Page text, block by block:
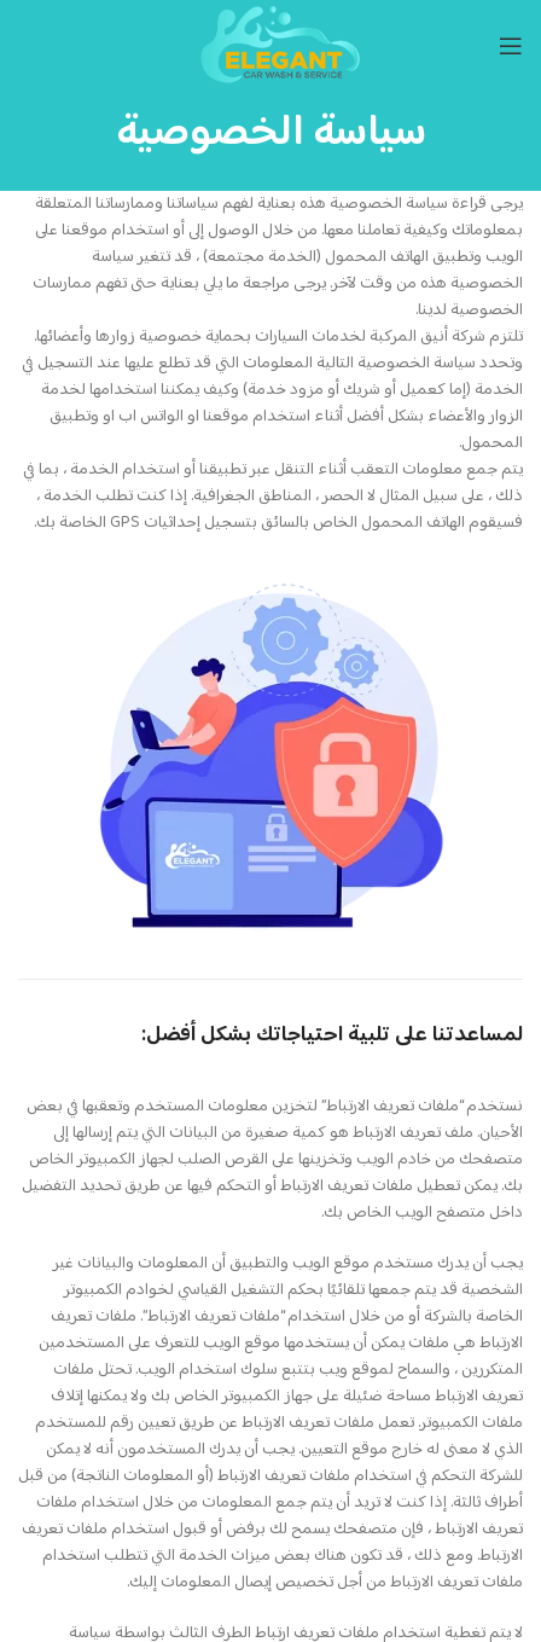
سياسة الخصوصية
يرجى قراءة سياسة الخصوصية هذه بعناية لفهم سياساتنا وممارساتنا المتعلقة
بمعلوماتك وكيفية تعاملنا معها. من خلال الوصول إلى أو استخدام موقعنا على
الويب وتطبيق الهاتف المحمول (الخدمة مجتمعة) ، قد تتغير سياسة
الخصوصية هذه من وقت لآخر. يرجى مراجعة ما يلي بعناية حتى تفهم ممارسات
الخصوصية لدينا.
تلتزم شركة أنيق المركبة لخدمات السيارات بحماية خصوصية زوارها وأعضائها.
وتحدد سياسة الخصوصية التالية المعلومات التي قد تطلع عليها عند التسجيل في
الخدمة (إما كعميل أو شريك أو مزود خدمة) وكيف يمكننا استخدامها لخدمة
الزوار والأعضاء بشكل أفضل أثناء استخدام موقعنا او الواتس اب او وتطبيق
المحمول.
يتم جمع معلومات التعقب أثناء التنقل عبر تطبيقنا أو استخدام الخدمة ، بما في
ذلك ، على سبيل المثال لا الحصر ، المناطق الجغرافية. إذا كنت تطلب الخدمة ،
فسيقوم الهاتف المحمول الخاص بالسائق بتسجيل إحداثيات GPS الخاصة بك.
لمساعدتنا على تلبية احتياجاتك بشكل أفضل:
نستخدم “ملفات تعريف الارتباط” لتخزين معلومات المستخدم وتعقبها في بعض
الأحيان. ملف تعريف الارتباط هو كمية صغيرة من البيانات التي يتم إرسالها إلى
متصفحك من خادم الويب وتخزينها على القرص الصلب لجهاز الكمبيوتر الخاص
بك. يمكن تعطيل ملفات تعريف الارتباط أو التحكم فيها عن طريق تحديد التفضيل
داخل متصفح الويب الخاص بك.
يجب أن يدرك مستخدم موقع الويب والتطبيق أن المعلومات والبيانات غير
الشخصية قد يتم جمعها تلقائيًا بحكم التشغيل القياسي لخوادم الكمبيوتر
الخاصة بالشركة أو من خلال استخدام “ملفات تعريف الارتباط”. ملفات تعريف
الارتباط هي ملفات يمكن أن يستخدمها موقع الويب للتعرف على المستخدمين
المتكررين ، والسماح لموقع ويب بتتبع سلوك استخدام الويب. تحتل ملفات
تعريف الارتباط مساحة ضئيلة على جهاز الكمبيوتر الخاص بك ولا يمكنها إتلاف
ملفات الكمبيوتر. تعمل ملفات تعريف الارتباط عن طريق تعيين رقم للمستخدم
الذي لا معنى له خارج موقع التعيين. يجب أن يدرك المستخدمون أنه لا يمكن
للشركة التحكم في استخدام ملفات تعريف الارتباط (أو المعلومات الناتجة) من قبل
أطراف ثالثة. إذا كنت لا تريد أن يتم جمع المعلومات من خلال استخدام ملفات
تعريف الارتباط ، فإن متصفحك يسمح لك برفض أو قبول استخدام ملفات تعريف
الارتباط. ومع ذلك ، قد تكون هناك بعض ميزات الخدمة التي تتطلب استخدام
ملفات تعريف الارتباط من أجل تخصيص إيصال المعلومات إليك.
لا يتم تغطية استخدام ملفات تعريف ارتباط الطرف الثالث بواسطة سياسة